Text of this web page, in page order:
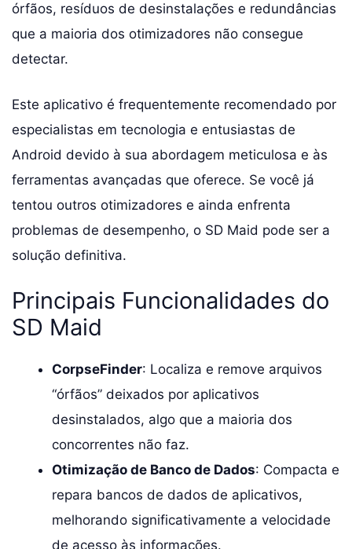
órfãos, resíduos de desinstalações e redundâncias
que a maioria dos otimizadores não consegue
detectar.
Este aplicativo é frequentemente recomendado por
especialistas em tecnologia e entusiastas de
Android devido à sua abordagem meticulosa e às
ferramentas avançadas que oferece. Se você já
tentou outros otimizadores e ainda enfrenta
problemas de desempenho, o SD Maid pode ser a
solução definitiva.
Principais Funcionalidades do
SD Maid
CorpseFinder: Localiza e remove arquivos
“órfãos” deixados por aplicativos
desinstalados, algo que a maioria dos
concorrentes não faz.
Otimização de Banco de Dados: Compacta e
repara bancos de dados de aplicativos,
melhorando significativamente a velocidade
de acesso às informações.